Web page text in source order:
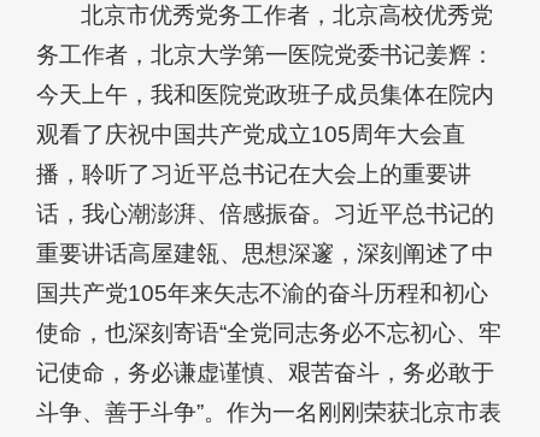
北京市优秀党务工作者，北京高校优秀党
务工作者，北京大学第一医院党委书记姜辉：
今天上午，我和医院党政班子成员集体在院内
观看了庆祝中国共产党成立105周年大会直
播，聆听了习近平总书记在大会上的重要讲
话，我心潮澎湃、倍感振奋。习近平总书记的
重要讲话高屋建瓴、思想深邃，深刻阐述了中
国共产党105年来矢志不渝的奋斗历程和初心
使命，也深刻寄语“全党同志务必不忘初心、牢
记使命，务必谦虚谨慎、艰苦奋斗，务必敢于
斗争、善于斗争”。作为一名刚刚荣获北京市表